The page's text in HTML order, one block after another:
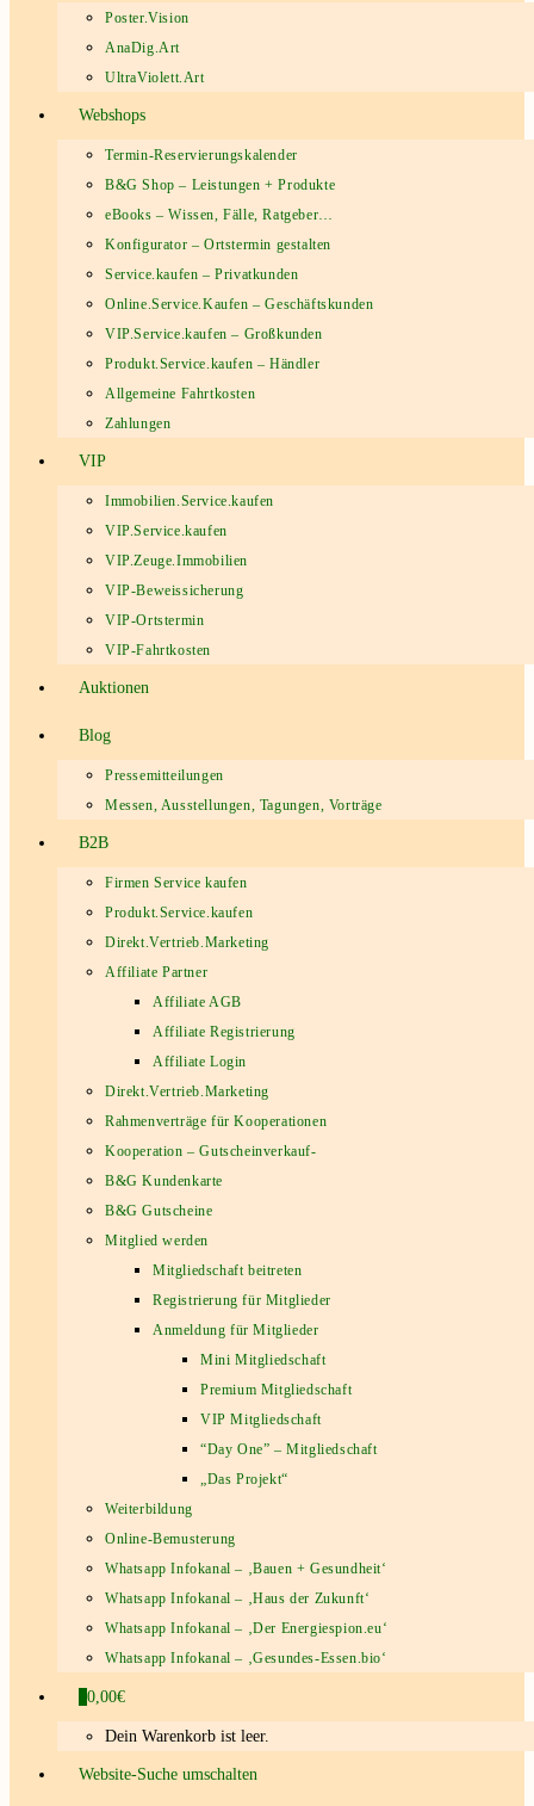
Poster.Vision
AnaDig.Art
UltraViolett.Art
Webshops
Termin-Reservierungskalender
B&G Shop – Leistungen + Produkte
eBooks – Wissen, Fälle, Ratgeber…
Konfigurator – Ortstermin gestalten
Service.kaufen – Privatkunden
Online.Service.Kaufen – Geschäftskunden
VIP.Service.kaufen – Großkunden
Produkt.Service.kaufen – Händler
Allgemeine Fahrtkosten
Zahlungen
VIP
Immobilien.Service.kaufen
VIP.Service.kaufen
VIP.Zeuge.Immobilien
VIP-Beweissicherung
VIP-Ortstermin
VIP-Fahrtkosten
Auktionen
Blog
Pressemitteilungen
Messen, Ausstellungen, Tagungen, Vorträge
B2B
Firmen Service kaufen
Produkt.Service.kaufen
Direkt.Vertrieb.Marketing
Affiliate Partner
Affiliate AGB
Affiliate Registrierung
Affiliate Login
Direkt.Vertrieb.Marketing
Rahmenverträge für Kooperationen
Kooperation – Gutscheinverkauf-
B&G Kundenkarte
B&G Gutscheine
Mitglied werden
Mitgliedschaft beitreten
Registrierung für Mitglieder
Anmeldung für Mitglieder
Mini Mitgliedschaft
Premium Mitgliedschaft
VIP Mitgliedschaft
“Day One” – Mitgliedschaft
„Das Projekt“
Weiterbildung
Online-Bemusterung
Whatsapp Infokanal – ‚Bauen + Gesundheit‘
Whatsapp Infokanal – ‚Haus der Zukunft‘
Whatsapp Infokanal – ‚Der Energiespion.eu‘
Whatsapp Infokanal – ‚Gesundes-Essen.bio‘
0,00€
Dein Warenkorb ist leer.
Website-Suche umschalten